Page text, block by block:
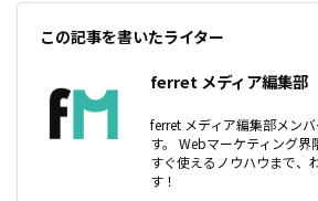
この記事を書いたライター
ferret メディア編集部
ferret メディア編集部メン
す。 Webマーケティング界
すぐ使えるノウハウまで、
す！